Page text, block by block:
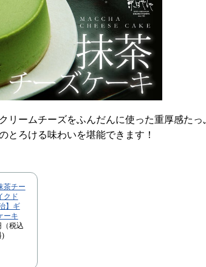
リームチーズをふんだんに使った重厚感た
とろける味わいを堪能できます！
茶チー
クド
】ギ
ーキ
（税込
)